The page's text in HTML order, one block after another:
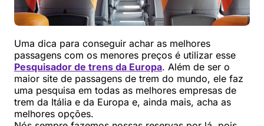
Uma dica para conseguir achar as melhores
passagens com os menores preços é utilizar esse
Pesquisador de trens da Europa. Além de ser o
maior site de passagens de trem do mundo, ele faz
uma pesquisa em todas as melhores empresas de
trem da Itália e da Europa e, ainda mais, acha as
melhores opções.